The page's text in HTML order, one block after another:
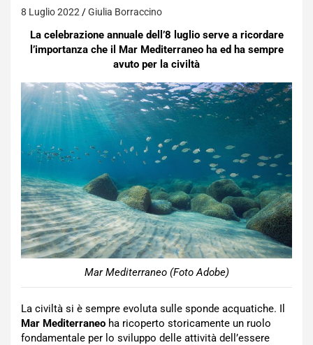
8 Luglio 2022 Giulia Borraccino
La celebrazione annuale dell’8 luglio serve a ricordare
l’importanza che il Mar Mediterraneo ha ed ha sempre
avuto per la civiltà
Mar Mediterraneo (Foto Adobe)
La civiltà si è sempre evoluta sulle sponde acquatiche. Il
Mar Mediterraneo ha ricoperto storicamente un ruolo
fondamentale per lo sviluppo delle attività dell’essere